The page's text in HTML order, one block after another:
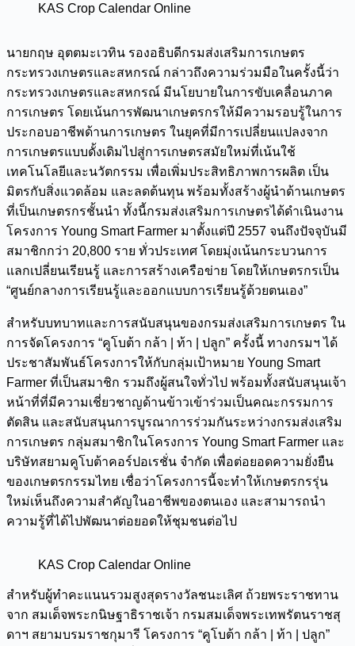
KAS Crop Calendar Online
นายกฤษ อุตตมะเวทิน รองอธิบดีกรมส่งเสริมการเกษตร
กระทรวงเกษตรและสหกรณ์ กล่าวถึงความร่วมมือในครั้งนี้ว่า
กระทรวงเกษตรและสหกรณ์ มีนโยบายในการขับเคลื่อนภาค
การเกษตร โดยเน้นการพัฒนาเกษตรกรให้มีความรอบรู้ในการ
ประกอบอาชีพด้านการเกษตร ในยุคที่มีการเปลี่ยนแปลงจาก
การเกษตรแบบดั้งเดิมไปสู่การเกษตรสมัยใหม่ที่เน้นใช้
เทคโนโลยีและนวัตกรรม เพื่อเพิ่มประสิทธิภาพการผลิต เป็น
มิตรกับสิ่งแวดล้อม และลดต้นทุน พร้อมทั้งสร้างผู้นำด้านเกษตร
ที่เป็นเกษตรกรชั้นนำ ทั้งนี้กรมส่งเสริมการเกษตรได้ดำเนินงาน
โครงการ Young Smart Farmer มาตั้งแต่ปี 2557 จนถึงปัจจุบันมี
สมาชิกกว่า 20,800 ราย ทั่วประเทศ โดยมุ่งเน้นกระบวนการ
แลกเปลี่ยนเรียนรู้ และการสร้างเครือข่าย โดยให้เกษตรกรเป็น
“ศูนย์กลางการเรียนรู้และออกแบบการเรียนรู้ด้วยตนเอง”
สำหรับบทบาทและการสนับสนุนของกรมส่งเสริมการเกษตร ใน
การจัดโครงการ “คูโบต้า กล้า | ท้า | ปลูก” ครั้งนี้ ทางกรมฯ ได้
ประชาสัมพันธ์โครงการให้กับกลุ่มเป้าหมาย Young Smart
Farmer ที่เป็นสมาชิก รวมถึงผู้สนใจทั่วไป พร้อมทั้งสนับสนุนเจ้า
หน้าที่ที่มีความเชี่ยวชาญด้านข้าวเข้าร่วมเป็นคณะกรรมการ
ตัดสิน และสนับสนุนการบูรณาการร่วมกันระหว่างกรมส่งเสริม
การเกษตร กลุ่มสมาชิกในโครงการ Young Smart Farmer และ
บริษัทสยามคูโบต้าคอร์ปอเรชั่น จำกัด เพื่อต่อยอดความยั่งยืน
ของเกษตรกรรมไทย เชื่อว่าโครงการนี้จะทำให้เกษตรกรรุ่น
ใหม่เห็นถึงความสำคัญในอาชีพของตนเอง และสามารถนำ
ความรู้ที่ได้ไปพัฒนาต่อยอดให้ชุมชนต่อไป
KAS Crop Calendar Online
สำหรับผู้ทำคะแนนรวมสูงสุดรางวัลชนะเลิศ ถ้วยพระราชทาน
จาก สมเด็จพระกนิษฐาธิราชเจ้า กรมสมเด็จพระเทพรัตนราชสุ
ดาฯ สยามบรมราชกุมารี โครงการ “คูโบต้า กล้า | ท้า | ปลูก”